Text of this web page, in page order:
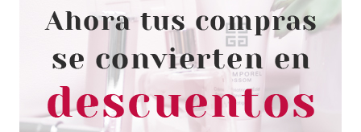
LOTTIE LONDON
LOTTIE LONDON
QUITAESMALTE LACQUER
TWIST POT 70 ML
Pvr 14.50€
-66%
desde
4.95€